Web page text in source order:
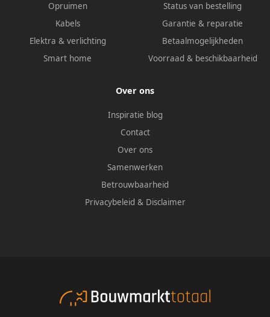
Opruimen
Kabels
Elektra & verlichting
Smart home
Status van bestelling
Garantie & reparatie
Betaalmogelijkheden
Voorraad & beschikbaarheid
Over ons
Inspiratie blog
Contact
Over ons
Samenwerken
Betrouwbaarheid
Privacybeleid & Disclaimer